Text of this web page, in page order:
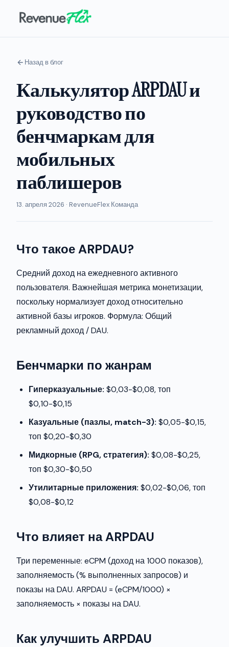
Назад в блог
Калькулятор ARPDAU и
руководство по
бенчмаркам для
мобильных
паблишеров
13. апреля 2026 · RevenueFlex Команда
Что такое ARPDAU?
Средний доход на ежедневного активного
пользователя. Важнейшая метрика монетизации,
поскольку нормализует доход относительно
активной базы игроков. Формула: Общий
рекламный доход / DAU.
Бенчмарки по жанрам
Гиперказуальные: $0,03-$0,08, топ
$0,10-$0,15
Казуальные (пазлы, match-3): $0,05-$0,15,
топ $0,20-$0,30
Мидкорные (RPG, стратегия): $0,08-$0,25,
топ $0,30-$0,50
Утилитарные приложения: $0,02-$0,06, топ
$0,08-$0,12
Что влияет на ARPDAU
Три переменные: eCPM (доход на 1000 показов),
заполняемость (% выполненных запросов) и
показы на DAU. ARPDAU = (eCPM/1000) ×
заполняемость × показы на DAU.
Как улучшить ARPDAU